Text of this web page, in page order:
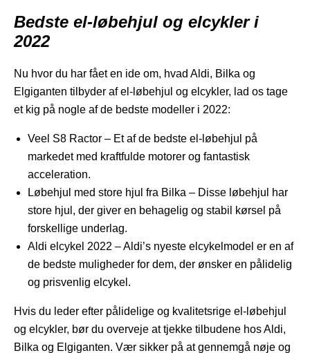
Bedste el-løbehjul og elcykler i
2022
Nu hvor du har fået en ide om, hvad Aldi, Bilka og
Elgiganten tilbyder af el-løbehjul og elcykler, lad os tage
et kig på nogle af de bedste modeller i 2022:
Veel S8 Ractor – Et af de bedste el-løbehjul på
markedet med kraftfulde motorer og fantastisk
acceleration.
Løbehjul med store hjul fra Bilka – Disse løbehjul har
store hjul, der giver en behagelig og stabil kørsel på
forskellige underlag.
Aldi elcykel 2022 – Aldi’s nyeste elcykelmodel er en af
de bedste muligheder for dem, der ønsker en pålidelig
og prisvenlig elcykel.
Hvis du leder efter pålidelige og kvalitetsrige el-løbehjul
og elcykler, bør du overveje at tjekke tilbudene hos Aldi,
Bilka og Elgiganten. Vær sikker på at gennemgå nøje og